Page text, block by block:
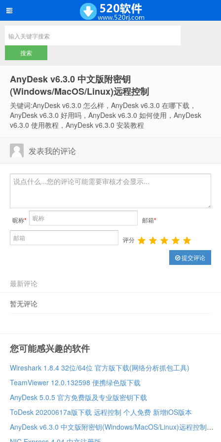
AnyDesk v6.3.0 中文版附密钥
(Windows/MacOS/Linux)远程控制
关键词:AnyDesk v6.3.0 怎么样，AnyDesk v6.3.0 在哪下载，
AnyDesk v6.3.0 好用吗，AnyDesk v6.3.0 如何使用，AnyDesk
v6.3.0 使用教程，AnyDesk v6.3.0 安装教程
发表我的评论
昵称* 邮箱*
评分
提交评论
最新评论
暂无评论
您可能感兴趣的软件
Wireshark 1.8.4 32位/64位 官方版下载(网络分析抓包工具)
TeamViewer 12.0.132598 便携绿色版下载
AnyDesk 5.0.5 官方免费版及专业版密钥下载
ToDesk 20200617a版下载 远程控制 个人免费 新增iOS版本
AnyDesk v6.3.0 中文版附密钥(Windows/MacOS/Linux)远程控制